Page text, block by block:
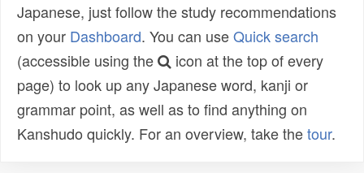
Japanese, just follow the study recommendations
on your Dashboard. You can useQuick search
(accessible using the
icon at the top of every
page) to look up any Japanese word, kanji or
grammar point, as well as to find anything on
Kanshudo quickly. For an overview, take thetour.